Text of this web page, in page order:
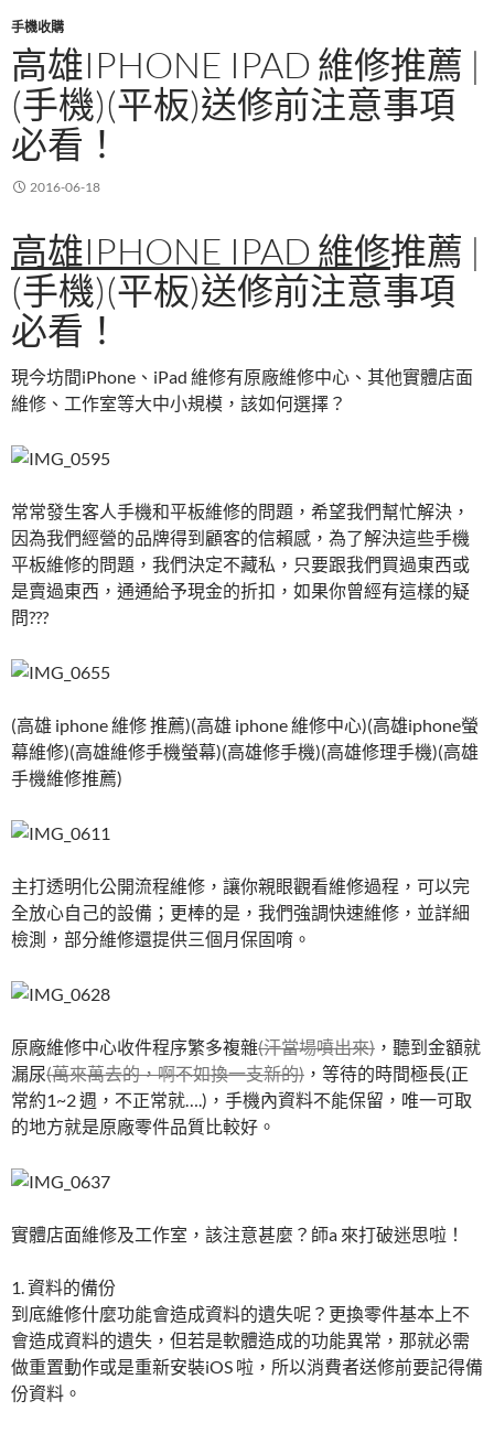
手機收購
高雄IPHONE IPAD 維修推薦 |
(手機)(平板)送修前注意事項
必看！
2016-06-18
高雄IPHONE IPAD 維修推薦 |
(手機)(平板)送修前注意事項
必看！
現今坊間iPhone、iPad 維修有原廠維修中心、其他實體店面
維修、工作室等大中小規模，該如何選擇？
常常發生客人手機和平板維修的問題，希望我們幫忙解決，
因為我們經營的品牌得到顧客的信賴感，為了解決這些手機
平板維修的問題，我們決定不藏私，只要跟我們買過東西或
是賣過東西，通通給予現金的折扣，如果你曾經有這樣的疑
問???
(高雄 iphone 維修 推薦)(高雄 iphone 維修中心)(高雄iphone螢
幕維修)(高雄維修手機螢幕)(高雄修手機)(高雄修理手機)(高雄
手機維修推薦)
主打透明化公開流程維修，讓你親眼觀看維修過程，可以完
全放心自己的設備；更棒的是，我們強調快速維修，並詳細
檢測，部分維修還提供三個月保固唷。
原廠維修中心收件程序繁多複雜(汗當場噴出來) ，聽到金額就
漏尿(萬來萬去的，啊不如換一支新的) ，等待的時間極長(正
常約1~2 週，不正常就….)，手機內資料不能保留，唯一可取
的地方就是原廠零件品質比較好。
實體店面維修及工作室，該注意甚麼？師a 來打破迷思啦！
1. 資料的備份
到底維修什麼功能會造成資料的遺失呢？更換零件基本上不
會造成資料的遺失，但若是軟體造成的功能異常，那就必需
做重置動作或是重新安裝iOS 啦，所以消費者送修前要記得備
份資料。